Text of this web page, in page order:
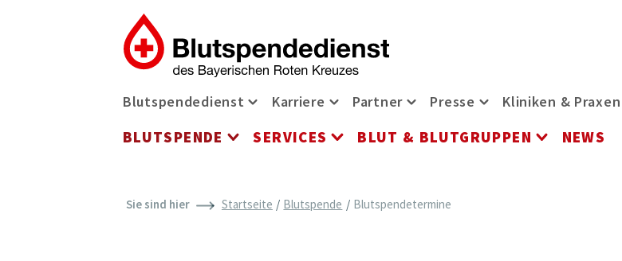
Zum Inhalt der Seite springen
Navigationsmenü
Blutspendedienst
Karriere
Partner
Presse
Kliniken & Praxen
BLUTSPENDE
SERVICES
BLUT & BLUTGRUPPEN
NEWS
Sie sind hier Startseite Blutspende Blutspendetermine